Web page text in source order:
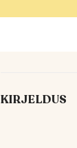
KIRJELDUS